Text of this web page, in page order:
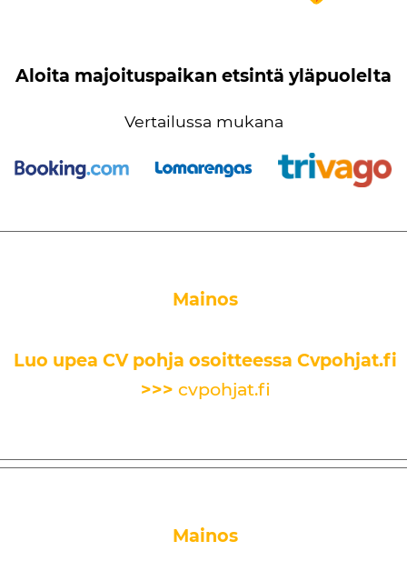
Aloita majoituspaikan etsintä yläpuolelta
Vertailussa mukana
Mainos
Luo upea CV pohja osoitteessa Cvpohjat.fi
>>> cvpohjat.fi
Mainos